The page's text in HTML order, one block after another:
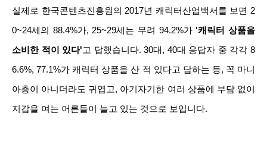
실제로 한국콘텐츠진흥원의 2017년 캐릭터산업백서를 보면 2
0~24세의 88.4%가, 25~29세는 무려 94.2%가'캐릭터 상품을
소비한 적이 있다'고 답했습니다. 30대, 40대 응답자 중 각각 8
6.6%, 77.1%가 캐릭터 상품을 산 적 있다고 답하는 등, 꼭 마니
아층이 아니더라도 귀엽고, 아기자기한 여러 상품에 부담 없이
지갑을 여는 어른들이 늘고 있는 것으로 보입니다.